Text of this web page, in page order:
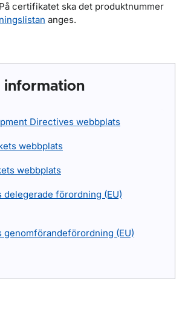
certifikatet ska det produktnummer
anges.
information
Directives webbplats
webbplats
webbplats
delegerade förordning (EU)
genomförandeförordning (EU)